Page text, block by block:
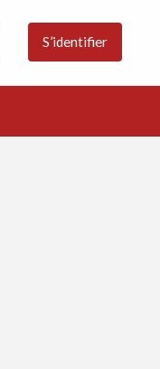
S’identifier